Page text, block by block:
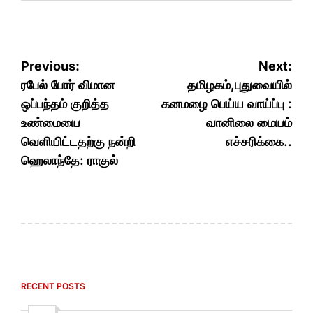
Post
navigation
Previous:
ரபேல் போர் விமான
ஒப்பந்தம் குறித்த
உண்மையை
வெளியிட்டதற்கு நன்றி
ஹெலாந்தே: ராகுல்
Next:
தமிழகம்,புதுவையில்
கனமழை பெய்ய வாய்ப்பு :
வானிலை மையம்
எச்சரிக்கை..
RECENT POSTS